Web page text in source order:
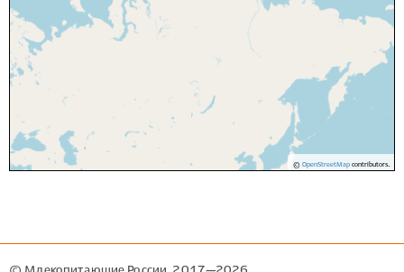
© OpenStreetMapcontributors.